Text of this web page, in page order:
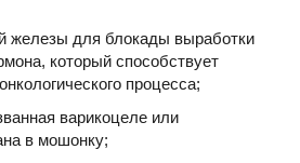
железы для блокады выработки
который способствует
процесса;
варикоцеле или
в мошонку;